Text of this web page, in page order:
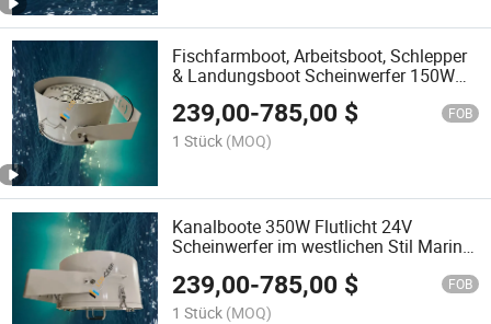
Fischfarmboot, Arbeitsboot, Schlepper
& Landungsboot Scheinwerfer 150W
LED Suchscheinwerfer 220V
239,00-785,00 $ FOB
1 Stück (MOQ)
Kanalboote 350W Flutlicht 24V
Scheinwerfer im westlichen Stil Marine
239,00-785,00 $ FOB
1 Stück (MOQ)